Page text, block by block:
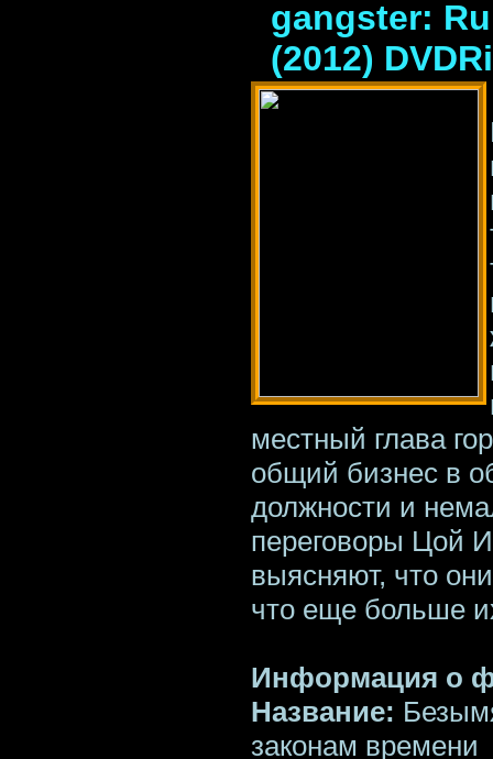
gangster:
(2012)
местный глава
общий бизнес в
должности и
переговоры Цой
выясняют, что
что еще больше
Информация о
Название:
законам времени